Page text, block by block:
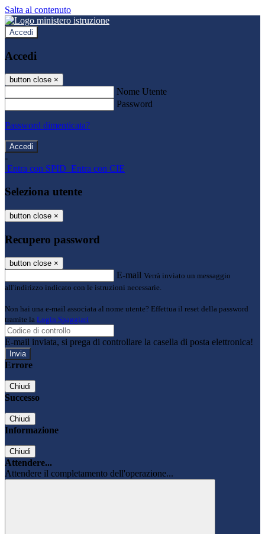
Salta al contenuto
Accedi
Accedi
button close ×
Nome Utente
Password
Password dimenticata?
-
Entra con SPID Entra con CIE
Seleziona utente
button close ×
Recupero password
button close ×
E-mail Verrà inviato un messaggio
all'indirizzo indicato con le istruzioni necessarie.
Non hai una e-mail associata al nome utente? Effettua il reset della password
tramite la Login Spaggiari
E-mail inviata, si prega di controllare la casella di posta elettronica!
Errore
Chiudi
Successo
Chiudi
Informazione
Chiudi
Attendere...
Attendere il completamento dell'operazione...